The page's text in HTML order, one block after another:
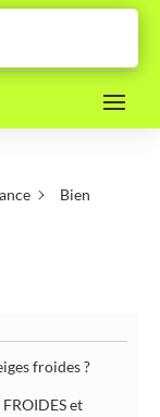
Bien
froides ?
et